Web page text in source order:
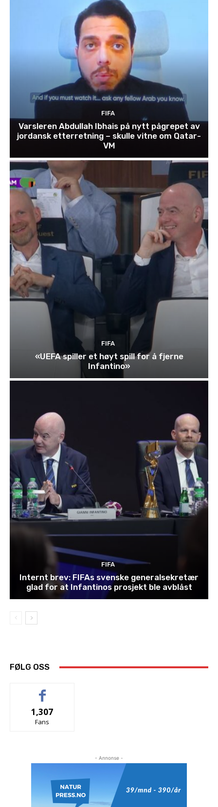
FIFA
Varsleren Abdullah Ibhais på nytt pågrepet av
jordansk etterretning – skulle vitne om Qatar-
VM
FIFA
«UEFA spiller et høyt spill for å fjerne
Infantino»
FIFA
Internt brev: FIFAs svenske generalsekretær
glad for at Infantinos prosjekt ble avblåst
FØLG OSS
1,307
Fans
- Annonse -